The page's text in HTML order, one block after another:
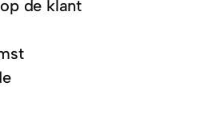
de klant